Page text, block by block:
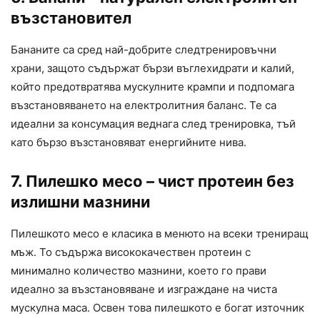
възстановител
Бананите са сред най-добрите следтренировъчни
храни, защото съдържат бързи въглехидрати и калий,
който предотвратява мускулните крампи и подпомага
възстановяването на електролитния баланс. Те са
идеални за консумация веднага след тренировка, тъй
като бързо възстановяват енергийните нива.
7. Пилешко месо – чист протеин без
излишни мазнини
Пилешкото месо е класика в менюто на всеки трениращ
мъж. То съдържа висококачествен протеин с
минимално количество мазнини, което го прави
идеално за възстановяване и изграждане на чиста
мускулна маса. Освен това пилешкото е богат източник